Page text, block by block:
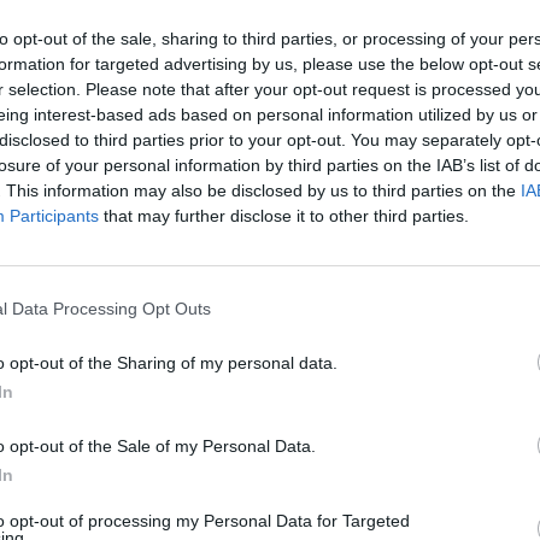
opt-out of the sale, sharing to third parties, or processing of your
for targeted advertising by us, please use the below opt-out
selection. Please note that after your opt-out request is processed
interest-based ads based on personal information utilized by us
to third parties prior to your opt-out. You may separately
of your personal information by third parties on the IAB’s list of
This information may also be disclosed by us to third parties on the
Participants that may further disclose it to other third parties.
Data Processing Opt Outs
opt-out of the Sharing of my personal data.
opt-out of the Sale of my Personal Data.
opt-out of processing my Personal Data for Targeted
megbirkózni a rekord nagyságú menekültáradat
adóemelést kelljen végrehajtania vagy hogy
- közölte szombaton Angela
politikai menedékjog alapvető emberi jog és ez a
korlátozását, ugyanakkor a menekültek
is szükség van, hogy hazaküldjék azokat, akik nem
biztonságosnak ítélt országok körét.
beA menekültáradat fényében a német kormány arra
be, hogy forrásokat tudjon felszabadítani a menekültek és a
amelyek már így is nehezen tudnak szállást és orvosi ellátást
- számol be a Reuters.Nem jelenthetjük ki csak egyszerűen...